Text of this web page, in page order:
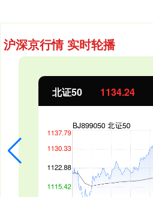
沪深京行情 实时轮播
北证50 1134.24